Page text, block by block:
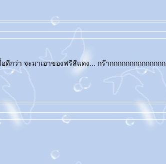
กว่า จะมาเอาของฟรีสีแดง... กร๊ากกกกกกกกกกกกกก